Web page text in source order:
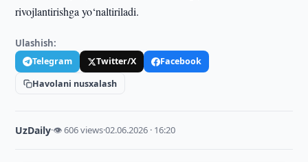
rivojlantirishga yo‘naltiriladi.
Ulashish:
Telegram Twitter/X
Facebook
Havolani nusxalash
UzDaily·👁 606 views·02.06.2026 · 16:20